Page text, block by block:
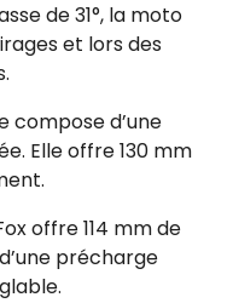
de 31°, la moto
et lors des
compose d’une
Elle offre 130 mm
offre 114 mm de
précharge